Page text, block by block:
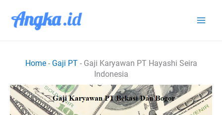
Home- Gaji PT- Gaji Karyawan PT Hayashi Seira
Indonesia